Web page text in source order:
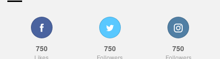
750
Likes
750
Followers
750
Followers